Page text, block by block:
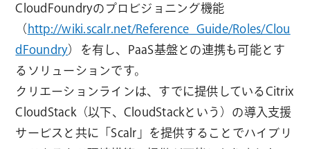
CloudFoundryのプロビジョニング機能
（ http://wiki.scalr.net/Reference_Guide/Roles/Clou
dFoundry）を有し、PaaS基盤との連携も可能とす
るソリューションです。
クリエーションラインは、すでに提供しているCitrix
CloudStack（以下、CloudStackという）の導入支援
サービスと共に「Scalr」を提供することでハイブリ